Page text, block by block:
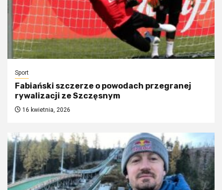
Sport
Fabiański szczerze o powodach przegranej
rywalizacji ze Szczęsnym
16 kwietnia, 2026